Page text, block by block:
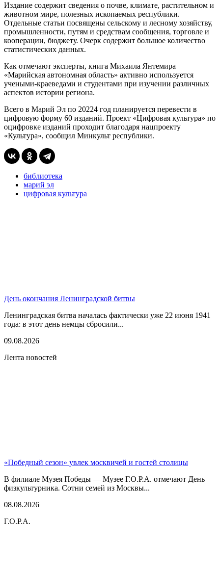
Издание содержит сведения о почве, климате, растительном и
животном мире, полезных ископаемых республики.
Отдельные статьи посвящены сельскому и лесному хозяйству,
промышленности, путям и средствам сообщения, торговле и
кооперации, бюджету. Очерк содержит большое количество
статистических данных.
Как отмечают эксперты, книга Михаила Янтемира
«Марийская автономная область» активно используется
учеными-краеведами и студентами при изучении различных
аспектов истории региона.
Всего в Марий Эл по 20224 год планируется перевести в
цифровую форму 60 изданий. Проект «Цифровая культура» по
оцифровке изданий проходит благодаря нацпроекту
«Культура», сообщил Минкульт республики.
библиотека
марий эл
цифровая культура
День окончания Ленинградской битвы
Ленинградская битва началась фактически уже 22 июня 1941
года: в этот день немцы сбросили...
09.08.2026
Лента новостей
«Победный сезон» увлек москвичей и гостей столицы
В филиале Музея Победы — Музее Г.О.Р.А. отмечают День
физкультурника. Сотни семей из Москвы...
08.08.2026
Г.О.Р.А.